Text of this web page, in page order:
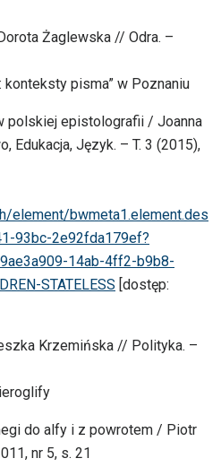
Żaglewska // Odra. –
pisma” w Poznaniu
polskiej epistolografii / Joanna
Edukacja, Język. – T. 3 (2015),
element/bwmeta1.element.des
93bc-2e92fda179ef?
14ab-4ff2-b9b8-
STATELESS [dostęp:
Krzemińska // Polityka. –
do alfy i z powrotem / Piotr
nr 5, s. 21